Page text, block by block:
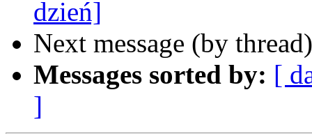
dzień]
Next message (by
Messages sorted by: [
]